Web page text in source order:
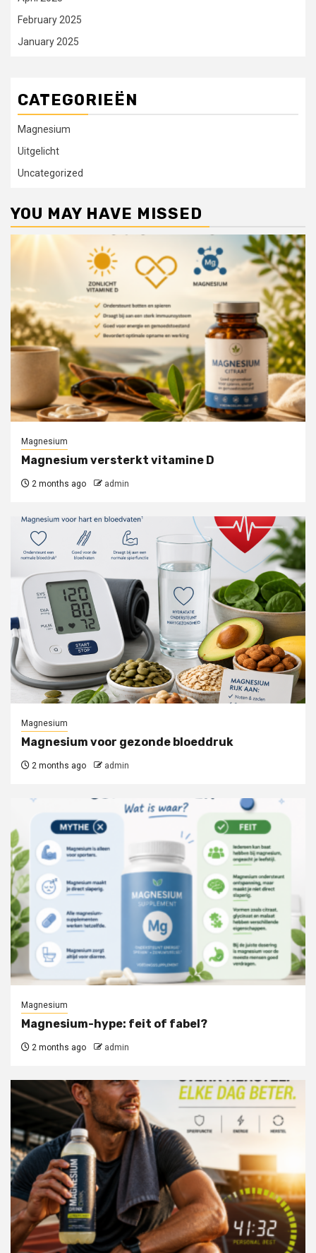
February 2025
January 2025
CATEGORIEËN
Magnesium
Uitgelicht
Uncategorized
YOU MAY HAVE MISSED
Magnesium
Magnesium versterkt vitamine D
2 months ago admin
Magnesium
Magnesium voor gezonde bloeddruk
2 months ago admin
Magnesium
Magnesium-hype: feit of fabel?
2 months ago admin